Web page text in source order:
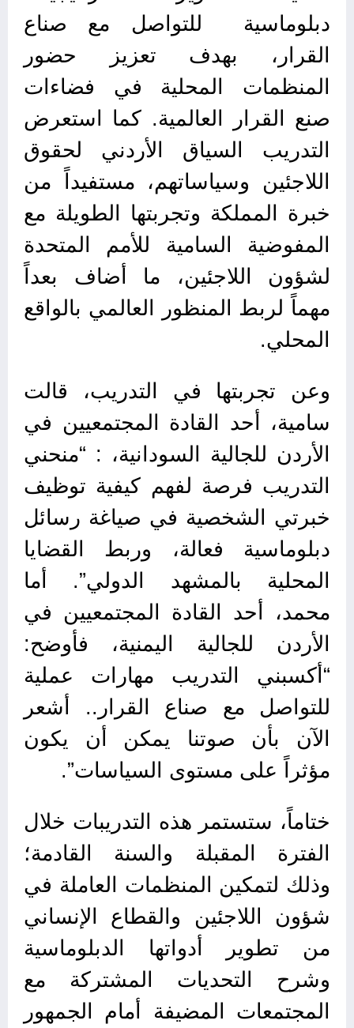
دبلوماسية للتواصل مع صناع
القرار، بهدف تعزيز حضور
المنظمات المحلية في فضاءات
صنع القرار العالمية. كما استعرض
التدريب السياق الأردني لحقوق
اللاجئين وسياساتهم، مستفيداً من
خبرة المملكة وتجربتها الطويلة مع
المفوضية السامية للأمم المتحدة
لشؤون اللاجئين، ما أضاف بعداً
مهماً لربط المنظور العالمي بالواقع
المحلي.
وعن تجربتها في التدريب، قالت
سامية، أحد القادة المجتمعيين في
الأردن للجالية السودانية، : “منحني
التدريب فرصة لفهم كيفية توظيف
خبرتي الشخصية في صياغة رسائل
دبلوماسية فعالة، وربط القضايا
المحلية بالمشهد الدولي”. أما
محمد، أحد القادة المجتمعيين في
الأردن للجالية اليمنية، فأوضح:
“أكسبني التدريب مهارات عملية
للتواصل مع صناع القرار.. أشعر
الآن بأن صوتنا يمكن أن يكون
مؤثراً على مستوى السياسات”.
ختاماً، ستستمر هذه التدريبات خلال
الفترة المقبلة والسنة القادمة؛
وذلك لتمكين المنظمات العاملة في
شؤون اللاجئين والقطاع الإنساني
من تطوير أدواتها الدبلوماسية
وشرح التحديات المشتركة مع
المجتمعات المضيفة أمام الجمهور